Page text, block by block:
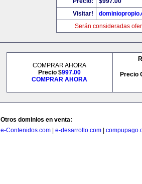
Visitar!
Serán consideradas
COMPRAR AHORA
Precio $997.00
COMPRAR AHORA
Precio
Otros dominios en venta:
e-Contenidos.com
e-desarrollo.com